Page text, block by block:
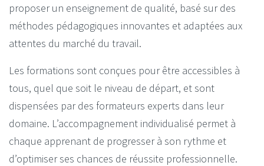
proposer un enseignement de qualité, basé sur des
méthodes pédagogiques innovantes et adaptées aux
attentes du marché du travail.
Les formations sont conçues pour être accessibles à
tous, quel que soit le niveau de départ, et sont
dispensées par des formateurs experts dans leur
domaine. L’accompagnement individualisé permet à
chaque apprenant de progresser à son rythme et
d’optimiser ses chances de réussite professionnelle.